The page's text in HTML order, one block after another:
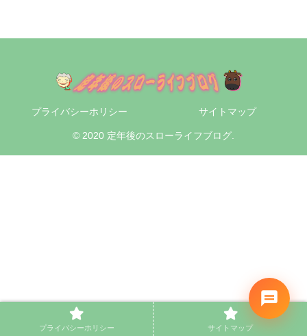
プライバシーホリシー サイトマップ
© 2020 定年後のスローライフブログ.
プライバシーホリシー サイトマップ